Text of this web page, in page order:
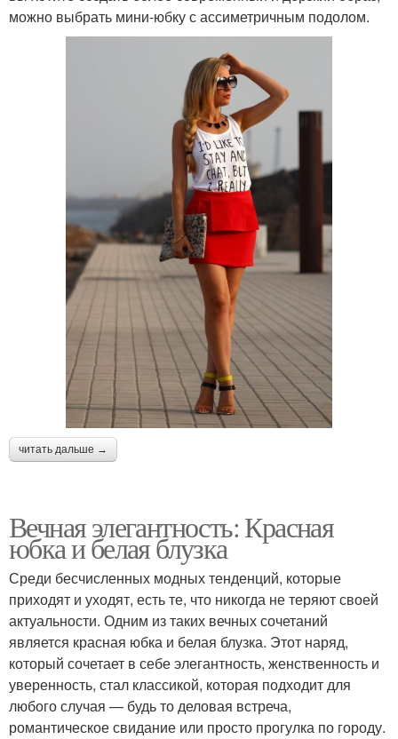
можно выбрать мини-юбку с ассиметричным подолом.
читать дальше →
Вечная элегантность: Красная
юбка и белая блузка
Среди бесчисленных модных тенденций, которые
приходят и уходят, есть те, что никогда не теряют своей
актуальности. Одним из таких вечных сочетаний
является красная юбка и белая блузка. Этот наряд,
который сочетает в себе элегантность, женственность и
уверенность, стал классикой, которая подходит для
любого случая — будь то деловая встреча,
романтическое свидание или просто прогулка по городу.